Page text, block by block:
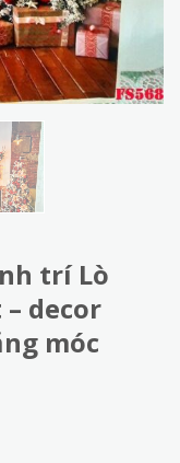
trí Lò
decor
móc